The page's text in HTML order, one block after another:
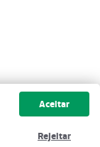
Aceitar
Rejeitar